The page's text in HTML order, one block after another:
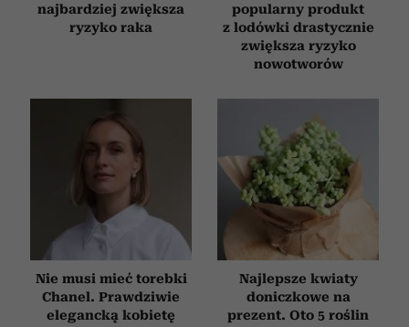
najbardziej zwiększa
ryzyko raka
popularny produkt
z lodówki drastycznie
zwiększa ryzyko
nowotworów
Nie musi mieć torebki
Chanel. Prawdziwie
elegancką kobietę
Najlepsze kwiaty
doniczkowe na
prezent. Oto 5 roślin